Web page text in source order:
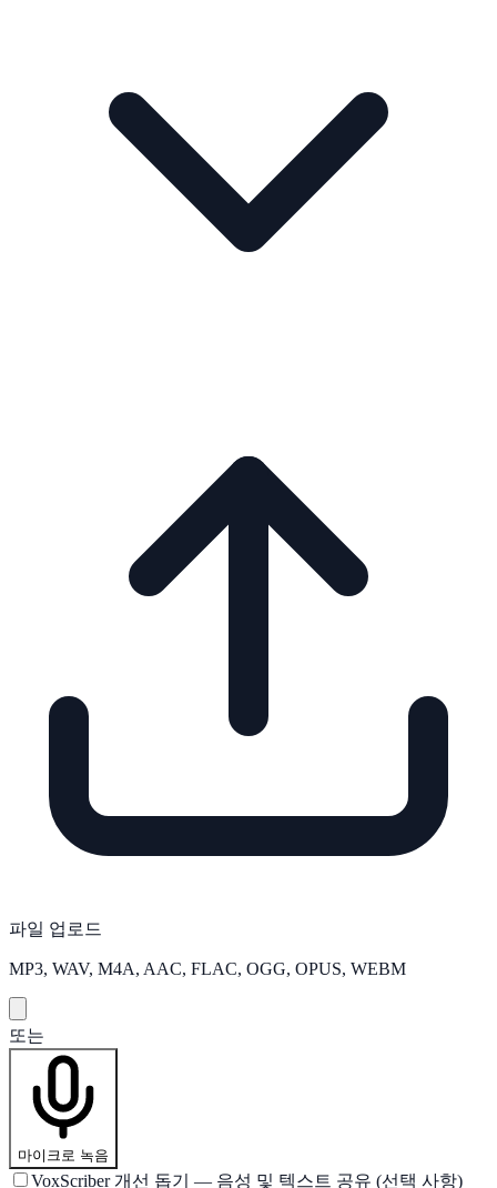
파일 업로드
MP3, WAV, M4A, AAC, FLAC, OGG, OPUS, WEBM
또는
마이크로 녹음
VoxScriber 개선 돕기 — 음성 및 텍스트 공유 (선택 사항)